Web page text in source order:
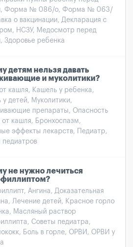
Форма № 086/о, Форма № 063/
о вакцинации, Декларация с
НСЗУ, Медосмотр перед
Здоровье ребенка
детям нельзя давать
и муколитики?
кашля, Кашель у ребенка,
у детей, Муколитики,
препараты, Опасность
от кашля, Бронхоспазм,
эффекты лекарств, Педиатр,
педиатров
не нужно лечиться
Ангина, Доказательная
Лечение детей, Красное горло
Масляный раствор
Советы педиатра,
Боль в горле, ОРВИ, ОРВИ у